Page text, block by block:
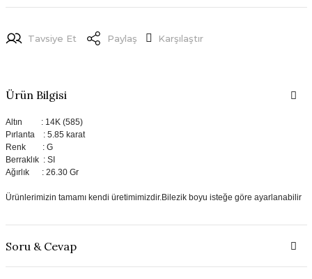
Tavsiye Et Paylaş Karşılaştır
Ürün Bilgisi
Altın : 14K (585)
Pırlanta : 5.85 karat
Renk : G
Berraklık : SI
Ağırlık : 26.30 Gr
Ürünlerimizin tamamı kendi üretimimizdir.Bilezik boyu isteğe göre ayarlanabilir
Soru & Cevap